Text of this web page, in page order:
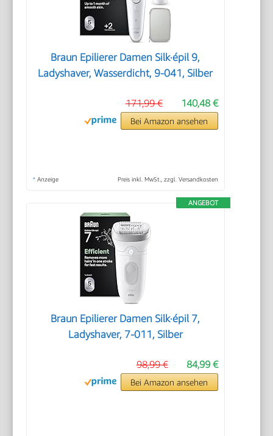
Braun Epilierer Damen Silk·épil 9,
Ladyshaver, Wasserdicht, 9-041, Silber
140,48 €
171,99 €
Bei Amazon ansehen
* Anzeige Preis inkl. MwSt., zzgl. Versandkosten
ANGEBOT
Braun Epilierer Damen Silk·épil 7,
Ladyshaver, 7-011, Silber
84,99 €
98,99 €
Bei Amazon ansehen